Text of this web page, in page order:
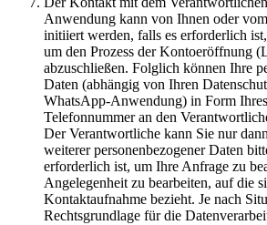
Anwendung kann von Ihnen oder
initiiert werden, falls es erforderlich
um den Prozess der Kontoeröffnung
abzuschließen. Folglich können Ihre
Daten (abhängig von Ihren
WhatsApp-Anwendung) in Form
Telefonnummer an den
Der Verantwortliche kann Sie nur
weiterer personenbezogener Daten
erforderlich ist, um Ihre Anfrage zu
Angelegenheit zu bearbeiten, auf die
Kontaktaufnahme bezieht. Je nach
Rechtsgrundlage für die